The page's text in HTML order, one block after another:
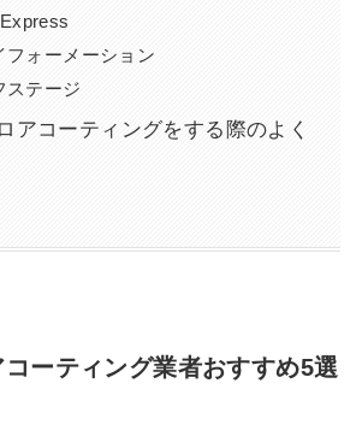
フォーメーション
ステージ
アコーティングをする際のよく
ーティング業者おすすめ5選